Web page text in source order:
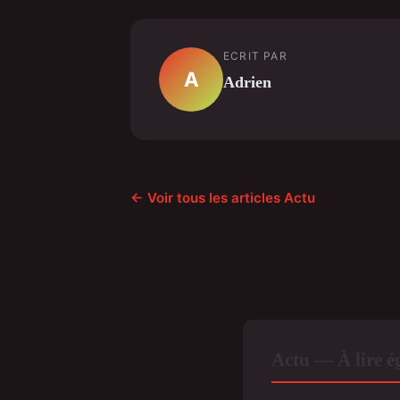
A
ECRIT PAR
Adrien
← Voir tous les articles Actu